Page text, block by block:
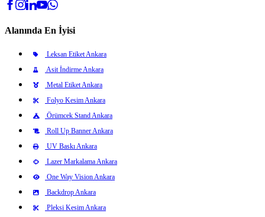
Alanında En İyisi
Leksan Etiket Ankara
Asit İndirme Ankara
Metal Etiket Ankara
Folyo Kesim Ankara
Örümcek Stand Ankara
Roll Up Banner Ankara
UV Baskı Ankara
Lazer Markalama Ankara
One Way Vision Ankara
Backdrop Ankara
Pleksi Kesim Ankara